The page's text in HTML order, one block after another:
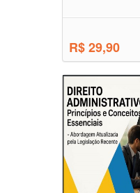
R$ 29,90